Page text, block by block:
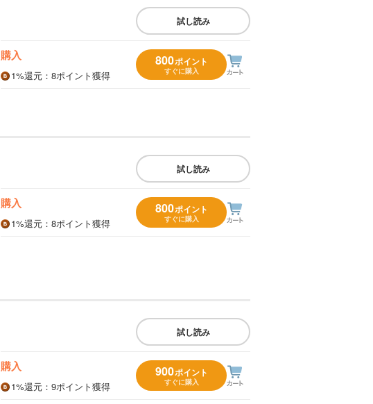
試し読み
購入
1%還元 ：8ポイント獲得
800ポイント
すぐに購入
試し読み
購入
1%還元 ：8ポイント獲得
800ポイント
すぐに購入
試し読み
購入
1%還元 ：9ポイント獲得
900ポイント
すぐに購入